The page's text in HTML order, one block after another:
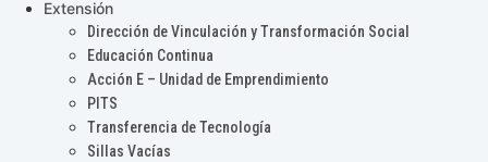
Extensión
Dirección de Vinculación y Transformación Social
Educación Continua
Acción E – Unidad de Emprendimiento
PITS
Transferencia de Tecnología
Sillas Vacías